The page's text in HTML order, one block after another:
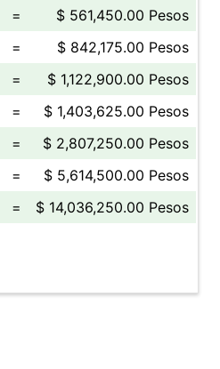
=
$ 561,450.00 Pesos
=
$ 842,175.00 Pesos
=
$ 1,122,900.00 Pesos
=
$ 1,403,625.00 Pesos
=
$ 2,807,250.00 Pesos
=
$ 5,614,500.00 Pesos
= $ 14,036,250.00 Pesos